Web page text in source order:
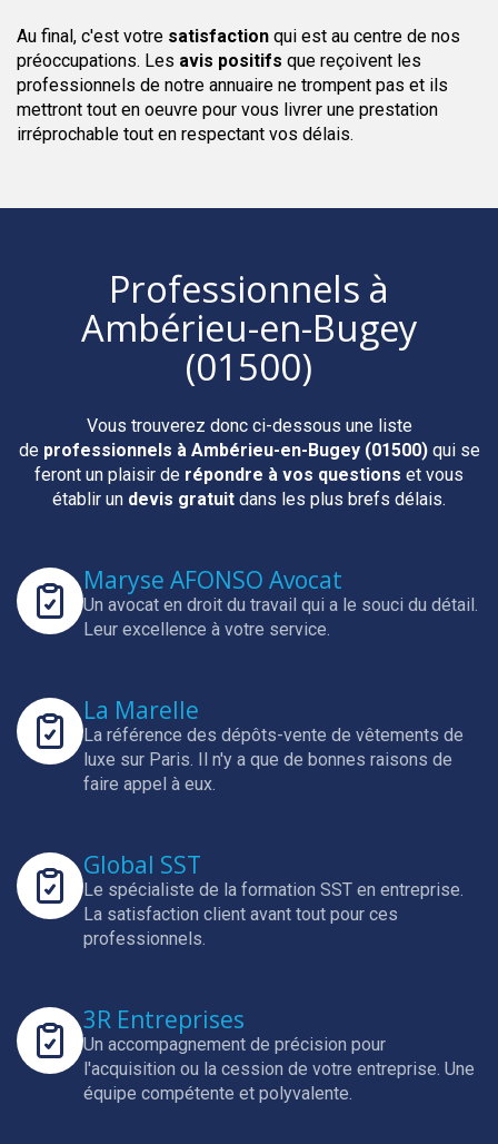
Au final, c'est votre satisfaction qui est au centre de nos
préoccupations. Les avis positifs que reçoivent les
professionnels de notre annuaire ne trompent pas et ils
mettront tout en oeuvre pour vous livrer une prestation
irréprochable tout en respectant vos délais.
Professionnels à
Ambérieu-en-Bugey
(01500)
Vous trouverez donc ci-dessous une liste
de professionnels à Ambérieu-en-Bugey (01500)qui se
feront un plaisir de répondre à vos questions et vous
établir un devis gratuit dans les plus brefs délais.
Maryse AFONSO Avocat
Un avocat en droit du travail qui a le souci du détail.
Leur excellence à votre service.
La Marelle
La référence des dépôts-vente de vêtements de
luxe sur Paris. Il n'y a que de bonnes raisons de
faire appel à eux.
Global SST
Le spécialiste de la formation SST en entreprise.
La satisfaction client avant tout pour ces
professionnels.
3R Entreprises
Un accompagnement de précision pour
l'acquisition ou la cession de votre entreprise. Une
équipe compétente et polyvalente.